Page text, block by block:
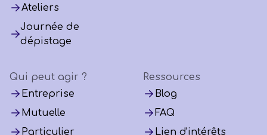
Ateliers
Journée de
dépistage
Qui peut agir ?
Entreprise
Mutuelle
Particulier
Ressources
Blog
FAQ
Lien d'intérêts